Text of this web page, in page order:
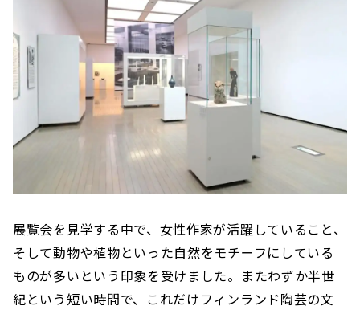
展覧会を見学する中で、女性作家が活躍していること、
そして動物や植物といった自然をモチーフにしている
ものが多いという印象を受けました。またわずか半世
紀という短い時間で、これだけフィンランド陶芸の文